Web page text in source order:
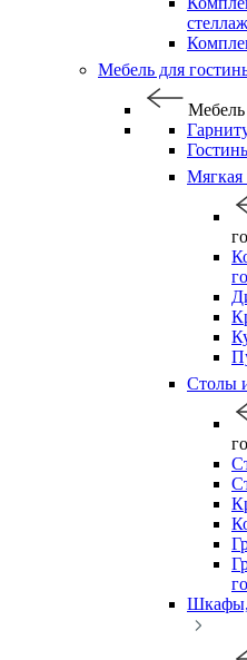
Мебель для
Мебель
Мягкая
Столы
Шкафы,